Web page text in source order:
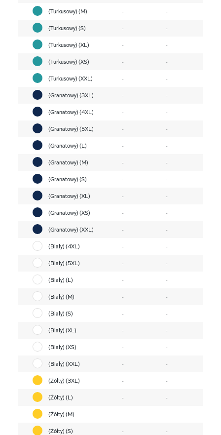
(Turkusowy) (M)
-
-
(Turkusowy) (S)
-
-
(Turkusowy) (XL)
-
-
(Turkusowy) (XS)
-
-
(Turkusowy) (XXL)
-
-
(Granatowy) (3XL)
-
-
(Granatowy) (4XL)
-
-
(Granatowy) (5XL)
-
-
(Granatowy) (L)
-
-
(Granatowy) (M)
-
-
(Granatowy) (S)
-
-
(Granatowy) (XL)
-
-
(Granatowy) (XS)
-
-
(Granatowy) (XXL)
-
-
(Biały) (4XL)
-
-
(Biały) (5XL)
-
-
(Biały) (L)
-
-
(Biały) (M)
-
-
(Biały) (S)
-
-
(Biały) (XL)
-
-
(Biały) (XS)
-
-
(Biały) (XXL)
-
-
(Żółty) (3XL)
-
-
(Żółty) (L)
-
-
(Żółty) (M)
-
-
(Żółty) (S)
-
-